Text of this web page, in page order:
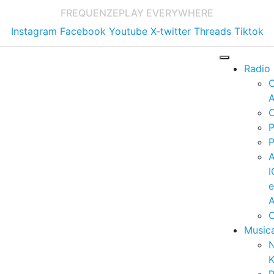
FREQUENZEPLAY EVERYWHERE
Instagram Facebook Youtube X-twitter Threads Tiktok
Radio
e